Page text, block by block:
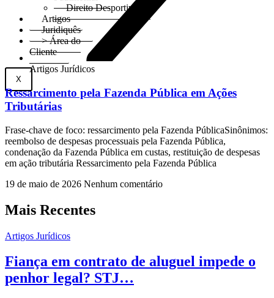
Direito Desportivo
Artigos
Juridiquês
> Área do
Cliente
X
Artigos Jurídicos
Ressarcimento pela Fazenda Pública em Ações
Tributárias
Frase-chave de foco: ressarcimento pela Fazenda PúblicaSinônimos:
reembolso de despesas processuais pela Fazenda Pública,
condenação da Fazenda Pública em custas, restituição de despesas
em ação tributária Ressarcimento pela Fazenda Pública
19 de maio de 2026 Nenhum comentário
Mais Recentes
Artigos Jurídicos
Fiança em contrato de aluguel impede o
penhor legal? STJ…